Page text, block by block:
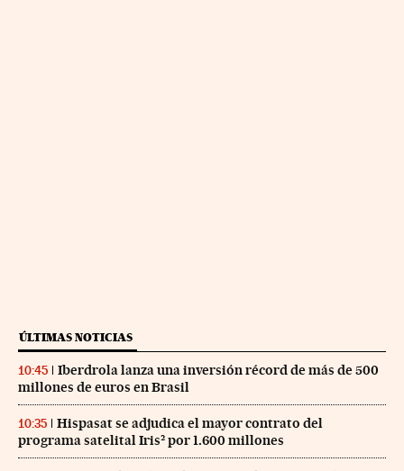
ÚLTIMAS NOTICIAS
10:45
Iberdrola lanza una inversión récord de más de 500
millones de euros en Brasil
10:35
Hispasat se adjudica el mayor contrato del
programa satelital Iris² por 1.600 millones